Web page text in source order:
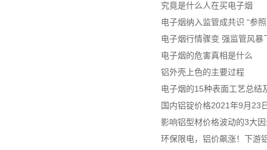
究竟是什么人在买电子烟
电子烟纳入监管成共识 “参
电子烟行情骤变 强监管风
电子烟的危害真相是什么
铝外壳上色的主要过程
电子烟的15种表面工艺总结
国内铝锭价格2021年9月23
影响铝型材价格波动的3大
环保限电，铝价飙涨！下游